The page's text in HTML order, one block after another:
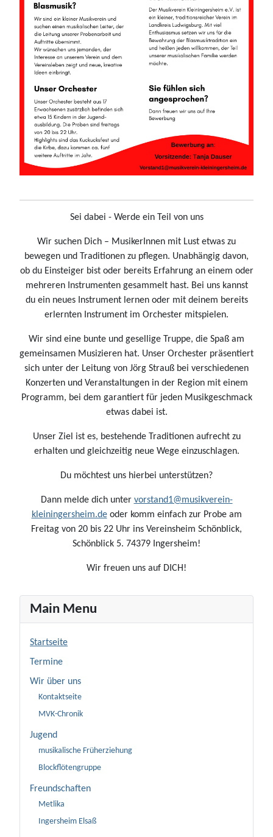
Main Menu
Startseite
Termine
Wir über uns
Kontaktseite
MVK-Chronik
Jugend
musikalische Früherziehung
Blockflötengruppe
Freundschaften
Metlika
Ingersheim Elsaß
Sei dabei - Werde ein Teil von uns
Wir suchen Dich – MusikerInnen mit Lust etwas zu
bewegen und Traditionen zu pflegen. Unabhängig davon,
ob du Einsteiger bist oder bereits Erfahrung an einem oder
mehreren Instrumenten gesammelt hast. Bei uns kannst
du ein neues Instrument lernen oder mit deinem bereits
erlernten Instrument im Orchester mitspielen.
Wir sind eine bunte und gesellige Truppe, die Spaß am
gemeinsamen Musizieren hat. Unser Orchester präsentiert
sich unter der Leitung von Jörg Strauß bei verschiedenen
Konzerten und Veranstaltungen in der Region mit einem
Programm, bei dem garantiert für jeden Musikgeschmack
etwas dabei ist.
Unser Ziel ist es, bestehende Traditionen aufrecht zu
erhalten und gleichzeitig neue Wege einzuschlagen.
Du möchtest uns hierbei unterstützen?
Dann melde dich unter vorstand1@musikverein-
kleiningersheim.deoder komm einfach zur Probe am
Freitag von 20 bis 22 Uhr ins Vereinsheim Schönblick,
Schönblick 5. 74379 Ingersheim!
Wir freuen uns auf DICH!